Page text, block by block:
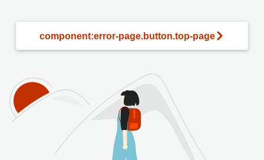
component:error-page.button.top-page